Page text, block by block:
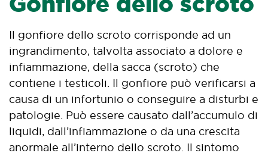
Il gonfiore dello scroto corrisponde ad un
ingrandimento, talvolta associato a dolore e
infiammazione, della sacca (scroto) che
contiene i testicoli. Il gonfiore può verificarsi a
causa di un infortunio o conseguire a disturbi e
patologie. Può essere causato dall’accumulo di
liquidi, dall’infiammazione o da una crescita
anormale all’interno dello scroto. Il sintomo